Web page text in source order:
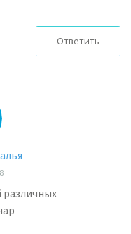
Ответить
различных